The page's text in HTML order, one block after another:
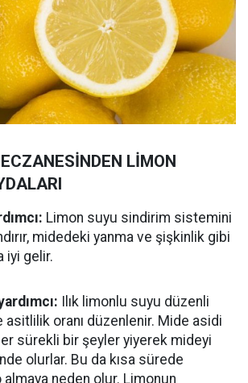
LİMON
Limon suyu sindirim sistemini
midedeki yanma ve şişkinlik gibi
iyi gelir.
Ilık limonlu suyu düzenli
oranı düzenlenir. Mide asidi
sürekli bir şeyler yiyerek mideyi
olurlar. Bu da kısa sürede
almaya neden olur. Limonun